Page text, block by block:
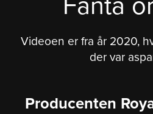
Fanta
Videoen er fra år 2020,
der var
Producenten